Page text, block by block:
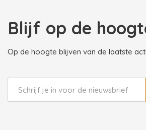
Blijf op de
Op de hoogte blijven van de laatste